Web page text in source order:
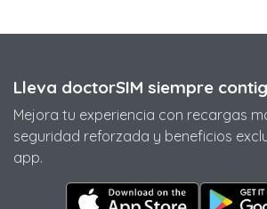
Lleva doctorSIM siempre
Mejora tu experiencia con recargas
seguridad reforzada y beneficios
app.